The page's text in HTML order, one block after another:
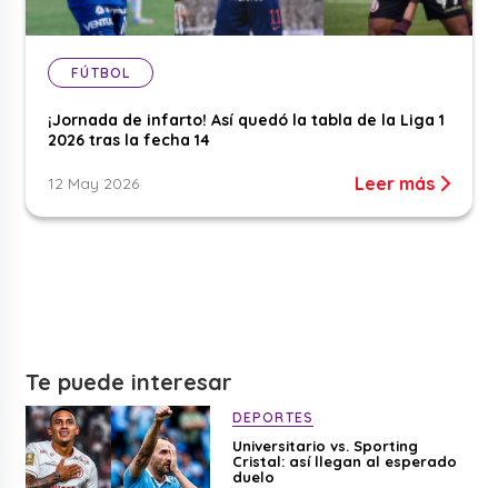
FÚTBOL
¡Jornada de infarto! Así quedó la tabla de la Liga 1
2026 tras la fecha 14
12 May 2026 Leer más
Te puede interesar
DEPORTES
Universitario vs. Sporting
Cristal: así llegan al esperado
duelo